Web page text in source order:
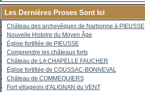
Les Dernières Proses Sont Ici
Château des archevêques de Narbonne à PIEUSSE
Nouvelle Histoire du Moyen Âge
Église fortifiée de PIEUSSE
Comprendre les châteaux forts
Château de LA CHAPELLE FAUCHER
Église fortifiée de COUSSAC-BONNEVAL
Château de COMMEQUIERS
Fort villageois d'ALIGNAN du VENT